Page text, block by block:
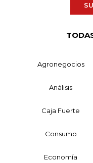
Agronegocios
Análisis
Caja Fuerte
Consumo
Economía